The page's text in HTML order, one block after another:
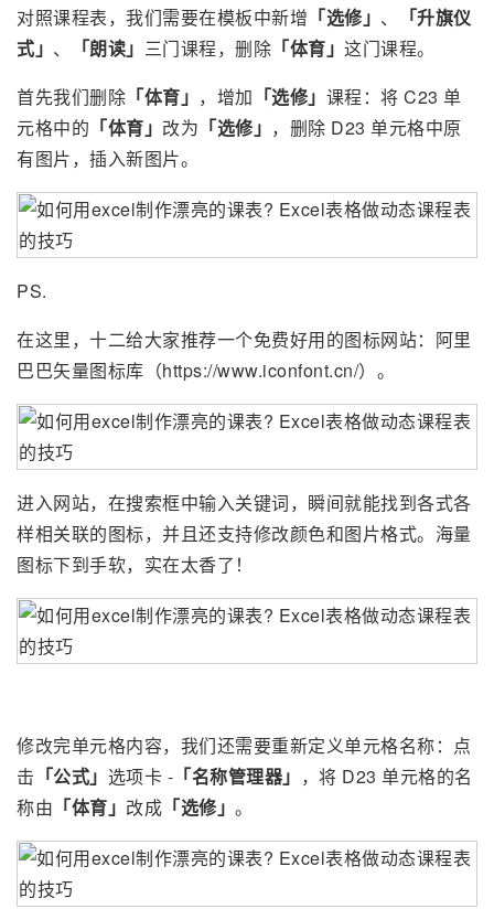
对照课程表，我们需要在模板中新增 「选修」 、
「升旗仪
式」 、 「朗读」 三门课程，删除 「体育」 这门课程。
首先我们删除 「体育」 ，增加 「选修」 课程：将 C23 单
元格中的 「体育」 改为 「选修」 ，删除 D23 单元格中原
有图片，插入新图片。
PS.
在这里，十二给大家推荐一个免费好用的图标网站：阿里
巴巴矢量图标库（https://www.iconfont.cn/）。
进入网站，在搜索框中输入关键词，瞬间就能找到各式各
样相关联的图标，并且还支持修改颜色和图片格式。海量
图标下到手软，实在太香了！
修改完单元格内容，我们还需要重新定义单元格名称：点
击 「公式」 选项卡 - 「名称管理器」 ，将 D23 单元格的名
称由 「体育」 改成 「选修」 。